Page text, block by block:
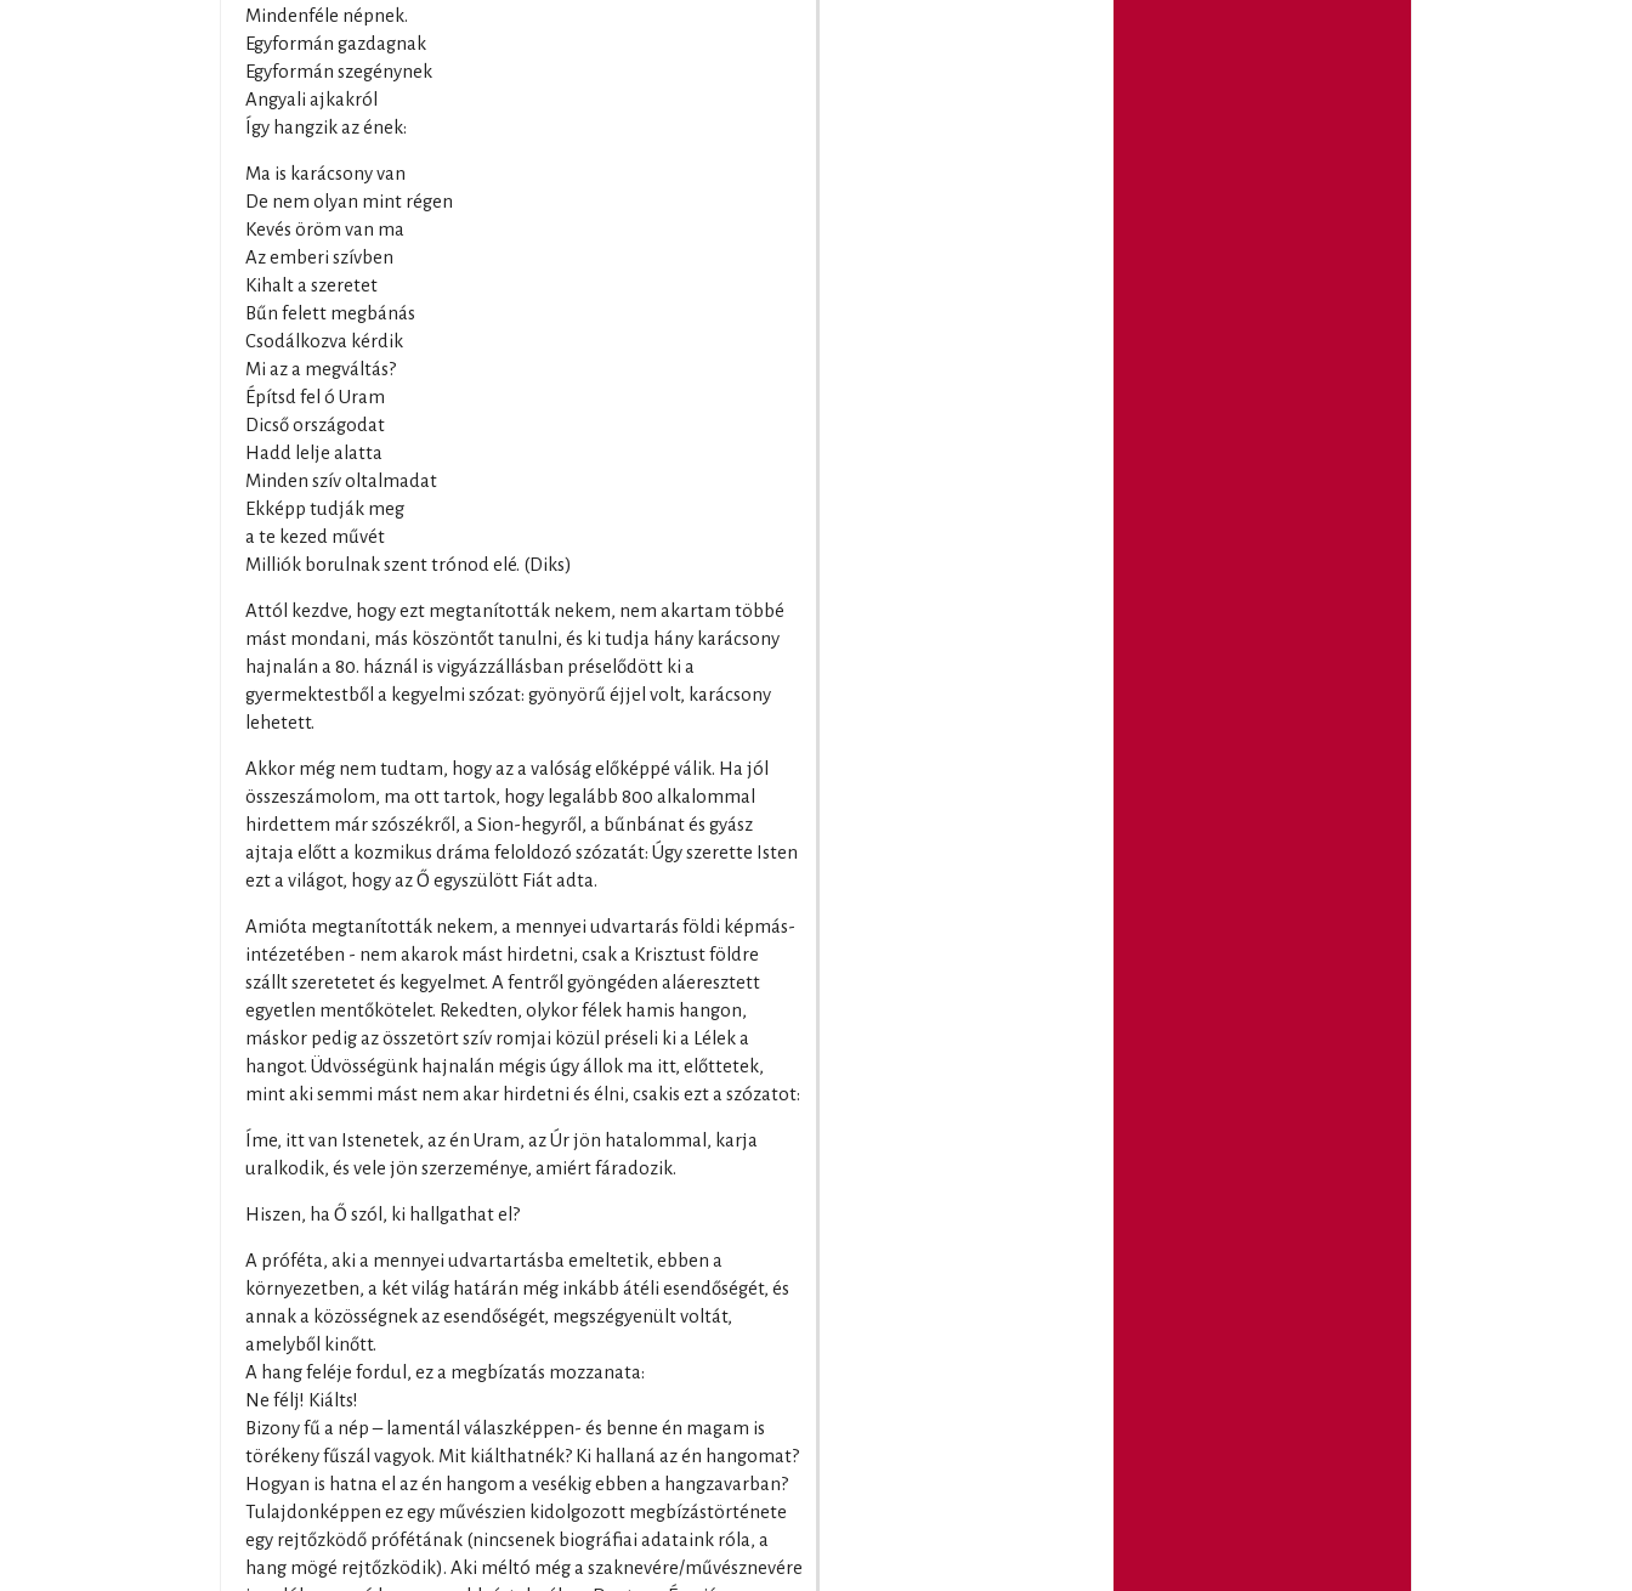
Mindenféle népnek.
Egyformán gazdagnak
Egyformán szegénynek
Angyali ajkakról
Így hangzik az ének:
Ma is karácsony van
De nem olyan mint régen
Kevés öröm van ma
Az emberi szívben
Kihalt a szeretet
Bűn felett megbánás
Csodálkozva kérdik
Mi az a megváltás?
Építsd fel ó Uram
Dicső országodat
Hadd lelje alatta
Minden szív oltalmadat
Ekképp tudják meg
a te kezed művét
Milliók borulnak szent trónod elé. (Diks)
Attól kezdve, hogy ezt megtanították nekem, nem akartam többé
mást mondani, más köszöntőt tanulni, és ki tudja hány karácsony
hajnalán a 80. háznál is vigyázzállásban préselődött ki a
gyermektestből a kegyelmi szózat: gyönyörű éjjel volt, karácsony
lehetett.
Akkor még nem tudtam, hogy az a valóság előképpé válik. Ha jól
összeszámolom, ma ott tartok, hogy legalább 800 alkalommal
hirdettem már szószékről, a Sion-hegyről, a bűnbánat és gyász
ajtaja előtt a kozmikus dráma feloldozó szózatát: Úgy szerette Isten
ezt a világot, hogy az Ő egyszülött Fiát adta.
Amióta megtanították nekem, a mennyei udvartarás földi képmás-
intézetében - nem akarok mást hirdetni, csak a Krisztust földre
szállt szeretetet és kegyelmet. A fentről gyöngéden aláeresztett
egyetlen mentőkötelet. Rekedten, olykor félek hamis hangon,
máskor pedig az összetört szív romjai közül préseli ki a Lélek a
hangot. Üdvösségünk hajnalán mégis úgy állok ma itt, előttetek,
mint aki semmi mást nem akar hirdetni és élni, csakis ezt a szózatot:
Íme, itt van Istenetek, az én Uram, az Úr jön hatalommal, karja
uralkodik, és vele jön szerzeménye, amiért fáradozik.
Hiszen, ha Ő szól, ki hallgathat el?
A próféta, aki a mennyei udvartartásba emeltetik, ebben a
környezetben, a két világ határán még inkább átéli esendőségét, és
annak a közösségnek az esendőségét, megszégyenült voltát,
amelyből kinőtt.
A hang feléje fordul, ez a megbízatás mozzanata:
Ne félj! Kiálts!
Bizony fű a nép – lamentál válaszképpen- és benne én magam is
törékeny fűszál vagyok. Mit kiálthatnék? Ki hallaná az én hangomat?
Hogyan is hatna el az én hangom a vesékig ebben a hangzavarban?
Tulajdonképpen ez egy művészien kidolgozott megbízástörténete
egy rejtőzködő prófétának (nincsenek biográfiai adataink róla, a
hang mögé rejtőzködik). Aki méltó még a szaknevére/művésznevére